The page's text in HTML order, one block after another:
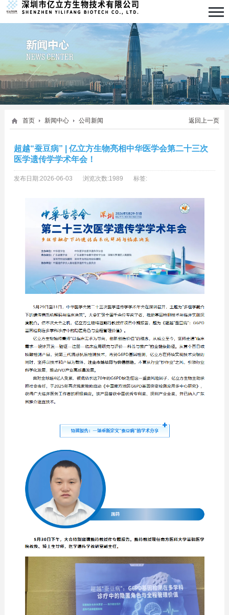
返回上一页
首页 新闻中心 公司新闻
超越“蚕豆病” | 亿立方生物亮相中华医学会第二十三次
医学遗传学学术年会！
发布日期:2026-06-03 浏览次数:1989 标签: